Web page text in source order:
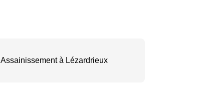
Assainissement à Lézardrieux